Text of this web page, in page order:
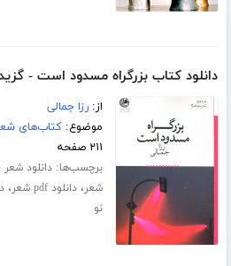
دانلود کتاب بزرگراه مسدود است -
از:رزا جمالی
موضوع:کتاب‌های
۲۱۱ صفحه
برچسب‌ها:دانلود شعر
شعر،دانلود pdf شعر ،
نو